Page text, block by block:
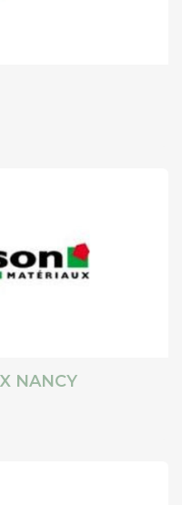
NANCY